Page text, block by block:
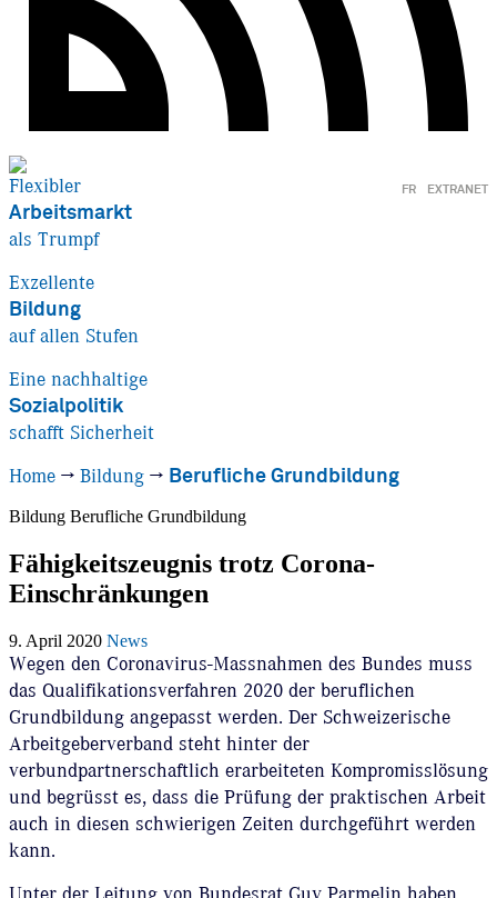
EXTRANET
FR
Flexibler
Arbeitsmarkt
als Trumpf
Exzellente
Bildung
auf allen Stufen
Eine nachhaltige
Sozialpolitik
schafft Sicherheit
Home → Bildung → Berufliche Grundbildung
Bildung Berufliche Grundbildung
Fähigkeitszeugnis trotz Corona-
Einschränkungen
9. April 2020 News
Wegen den Coronavirus-Massnahmen des Bundes muss
das Qualifikationsverfahren 2020 der beruflichen
Grundbildung angepasst werden. Der Schweizerische
Arbeitgeberverband steht hinter der
verbundpartnerschaftlich erarbeiteten Kompromisslösung
und begrüsst es, dass die Prüfung der praktischen Arbeit
auch in diesen schwierigen Zeiten durchgeführt werden
kann.